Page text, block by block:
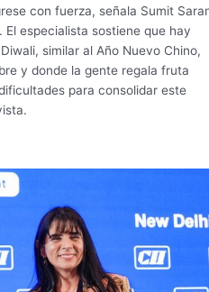
con fuerza, señala Sumit
especialista sostiene que hay
similar al Año Nuevo Chino,
y donde la gente regala fruta
para consolidar este